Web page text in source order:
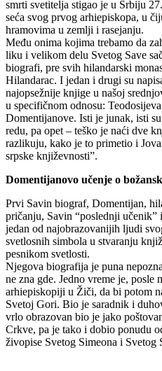
smrti svetitelja stigao je u Srbiju
seća svog prvog arhiepiskopa, u
hramovima u zemlji i rasejanju.
Među onima kojima trebamo da
liku i velikom delu Svetog Save
biografi, pre svih hilandarski
Hilandarac. I jedan i drugi su
najopsežnije knjige u našoj
u specifičnom odnosu:
Domentijanove. Isti je junak, isti
redu, pa opet – teško je naći dve
razlikuju, kako je to primetio i
srpske književnosti”.
Domentijanovo učenje o
Prvi Savin biograf, Domentijan,
pričanju, Savin “poslednji
jedan od najobrazovanijih ljudi
svetlosnih simbola u stvaranju
pesnikom svetlosti.
Njegova biografija je puna
ne zna gde. Jedno vreme je, posle
arhiepiskopiji u Žiči, da bi potom
Svetoj Gori. Bio je saradnik i
vrlo obrazovan bio je jako
Crkve, pa je tako i dobio ponudu
živopise Svetog Simeona i Svetog